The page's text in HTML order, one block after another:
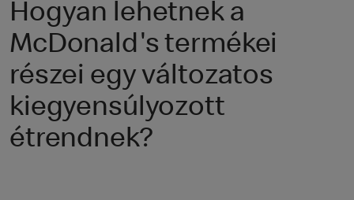
Hogyan lehetnek a
McDonald's termékei
részei egy változatos
kiegyensúlyozott
étrendnek?